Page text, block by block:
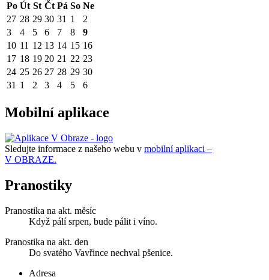
Po Út St Čt Pá So Ne
27 28 29 30 31 1
2
3
4 5 6 7 8
9
10 11 12 13 14 15 16
17 18 19 20 21 22 23
24 25 26 27 28 29 30
31 1 2 3 4 5 6
Mobilní aplikace
Sledujte informace z našeho webu v mobilní aplikaci –
V OBRAZE.
Pranostiky
Pranostika na akt. měsíc
Když pálí srpen, bude pálit i víno.
Pranostika na akt. den
Do svatého Vavřince nechval pšenice.
Adresa